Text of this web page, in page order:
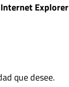
Internet Explorer
que desee.